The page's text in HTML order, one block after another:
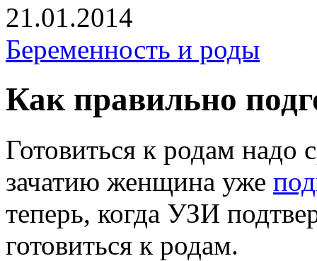
21.01.2014
Беременность и роды
Как правильно
Готовиться к родам надо
зачатию женщина уже
теперь, когда УЗИ
готовиться к родам.